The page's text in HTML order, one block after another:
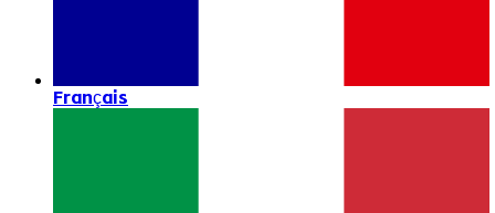
Français